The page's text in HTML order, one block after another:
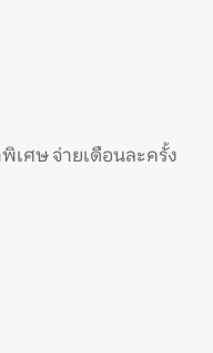
เศษ จ่ายเดือนละครั้ง